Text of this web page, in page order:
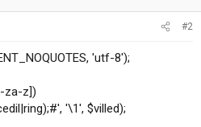
#2
'utf-8');
za-z])
'\1', $villed);